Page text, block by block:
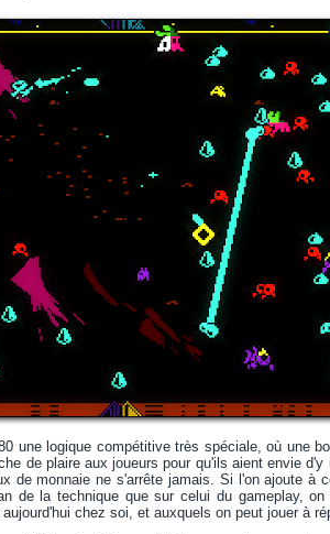
une logique compétitive très spéciale, où une
de plaire aux joueurs pour qu'ils aient envie
de monnaie ne s'arrête jamais. Si l'on ajoute à
de la technique que sur celui du gameplay,
chez soi, et auxquels on peut jouer à